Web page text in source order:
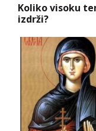
Koliko visoku
izdrži?